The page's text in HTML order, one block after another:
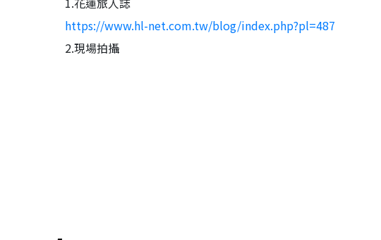
https://www.hl-net.com.tw/blog/index.php?pl=487
2.現場拍攝